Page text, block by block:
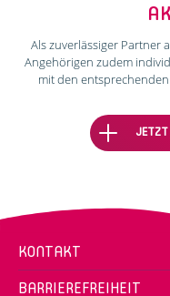
Als zuverlässiger Partner
Angehörigen zudem
mit den
JETZT
KONTAKT
BARRIEREFREIHEIT